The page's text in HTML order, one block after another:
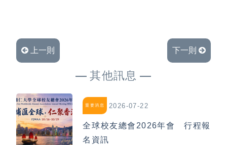
上一則 下一則
其他訊息
重要消息 2026-07-22
全球校友總會2026年會 行程報
名資訊